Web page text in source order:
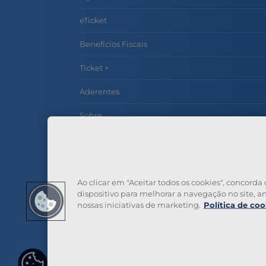
eTicket
Benefícios Fiscais
Ticket +
Aderentes
Sobre
Definiç
ões de
Ao clicar em "Aceitar todos os cookies",
dispositivo para melhorar a navegação no site,
nossas iniciativas de marketing. Política de